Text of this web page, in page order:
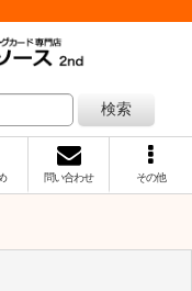
検索
問い合わせ その他